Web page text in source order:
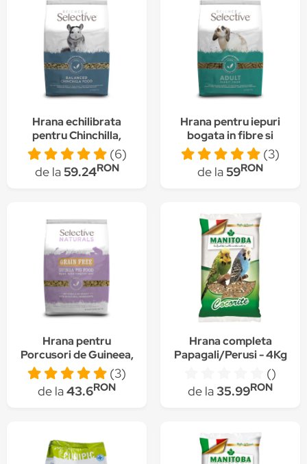
Hrana echilibrata
pentru Chinchilla,
Science Selective,
1.5kg
(6)
de la59.24RON
Hrana pentru iepuri
bogata in fibre si
prebiotice, Science
Selective, Adult, 1.5 kg
(3)
de la59RON
Hrana pentru
Porcusori de Guineea,
fara cereale, Science
Naturals, 1.5 kg
(3)
de la43.6RON
Hrana completa
Papagali/Perusi - 4Kg
()
de la35.99RON